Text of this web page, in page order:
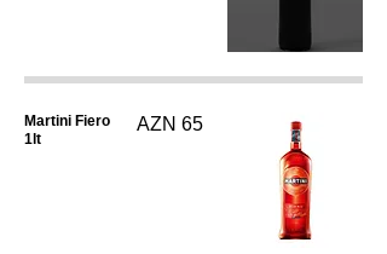
Martini Fiero
1lt
AZN 65